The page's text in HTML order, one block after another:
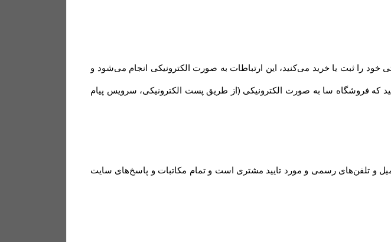
را ثبت یا خرید می‏‌کنید، این ارتباطات به صورت الکترونیکی انجام می‏‌شود و
که فروشگاه سا به صورت الکترونیکی (از طریق پست الکترونیکی، سرویس پیام
و تلفن‌های رسمی و مورد تایید مشتری است و تمام مکاتبات و پاسخ‌های سایت